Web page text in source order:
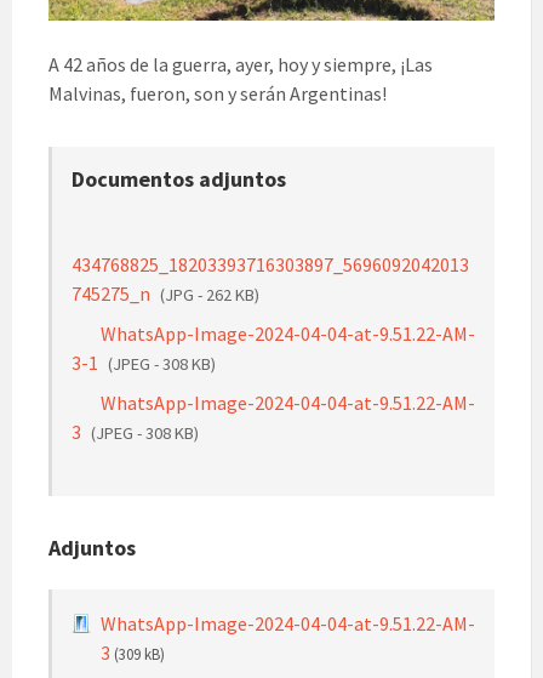
A 42 años de la guerra, ayer, hoy y siempre, ¡Las
Malvinas, fueron, son y serán Argentinas!
Documentos adjuntos
434768825_18203393716303897_5696092042013
745275_n (JPG - 262 KB)
WhatsApp-Image-2024-04-04-at-9.51.22-AM-
3-1 (JPEG - 308 KB)
WhatsApp-Image-2024-04-04-at-9.51.22-AM-
3 (JPEG - 308 KB)
Adjuntos
WhatsApp-Image-2024-04-04-at-9.51.22-AM-
3 (309 kB)